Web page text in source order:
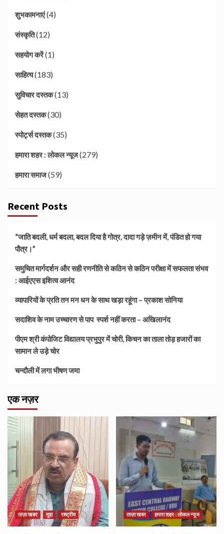
शुभकामनाएं(4)
संस्कृति(12)
सहयोग करें(1)
साहित्य(183)
सुविचार दस्तक(13)
सेहत दस्तक(30)
स्पोर्ट्स दस्तक(35)
हमारा शहर : लोकल न्यूज(279)
हमारा समाज(59)
Recent Posts
“जाति बदली, धर्म बदला, बदल दिया है गोत्र, दादा गड़े ज़मीन में, पंडित हो गया
पौत्र।”
समुचित मार्गदर्शन और सही रणनीति से कठिन से कठिन परीक्षा में सफलता संभव
: आईएएस इशित्व आनंद
व्यापारियों के प्रति तन मन धन के साथ खड़ा रहूंगा – प्रकाश सोनिया
सदाशिव के नाम उच्चारण से पाप स्पर्श नहीं करता – अखिलानंद
पीएम श्री कंपोजिट विद्यालय प्रभुपुर में चोरी, किचन का ताला तोड़ हजारों का
सामान ले उड़े चोर
चन्दौली में लगा भीषण जमा
एक नज़र
ताज़ा खबर मुद्दा राष्ट्रीय ताज़ा खबर हमारा शहर : लोकल न्यूज